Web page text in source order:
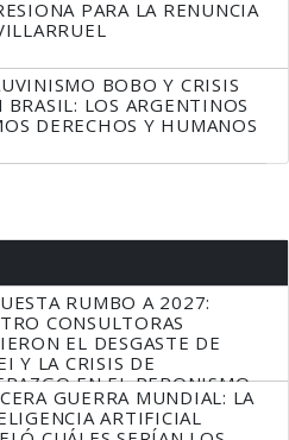
PARA LA RENUNCIA
BOBO Y CRISIS
BRASIL: LOS ARGENTINOS
DERECHOS Y HUMANOS
RUMBO A 2027:
CONSULTORAS
EL DESGASTE DE
Y LA CRISIS DE
EN EL PERONISMO
GUERRA MUNDIAL: LA
ARTIFICIAL